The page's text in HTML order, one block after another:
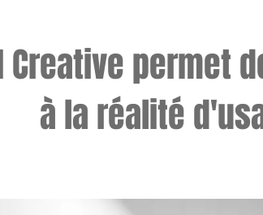
Creative permet
à la réalité